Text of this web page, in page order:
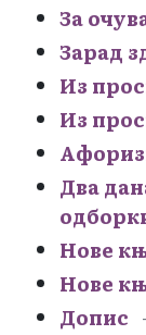
За
Зарад
Из
Из
Два
Нове
Нове
Допис